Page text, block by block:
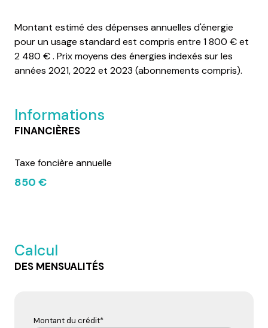
Montant estimé des dépenses annuelles d'énergie
pour un usage standard est compris entre 1 800 € et
2 480 € . Prix moyens des énergies indexés sur les
années 2021, 2022 et 2023 (abonnements compris).
Informations
FINANCIÈRES
Taxe foncière annuelle
850 €
Calcul
DES MENSUALITÉS
Montant du crédit*